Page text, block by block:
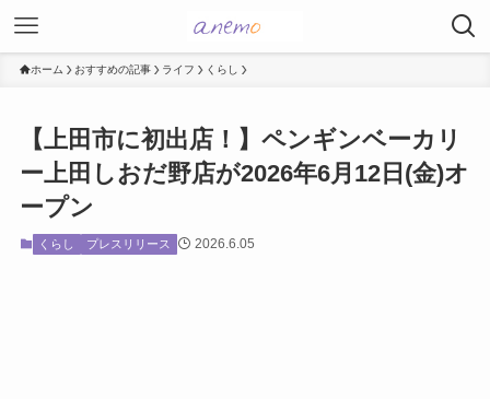
ホーム おすすめの記事 ライフ くらし
【上田市に初出店！】ペンギンベーカリ
ー上田しおだ野店が2026年6月12日(金)オ
ープン
くらし プレスリリース 2026.6.05